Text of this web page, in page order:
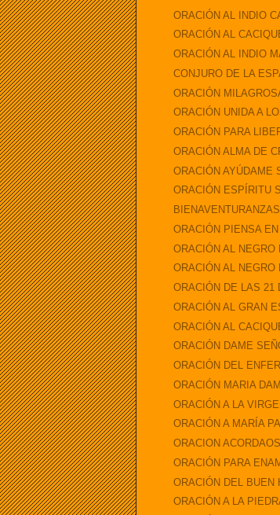
ORACIÓN AL INDIO
ORACIÓN AL
ORACIÓN AL INDIO
CONJURO DE LA
ORACIÓN
ORACIÓN UNIDA A
ORACIÓN PARA
ORACIÓN ALMA DE
ORACIÓN AYÚDAME
ORACIÓN ESPÍRITU
ORACIÓN PIENSA
ORACIÓN AL NEGRO
ORACIÓN AL NEGRO
ORACIÓN DE LAS 21
ORACIÓN AL GRAN
ORACIÓN AL
ORACIÓN DAME
ORACIÓN DEL
ORACIÓN MARIA
ORACIÓN A LA
ORACIÓN A MARÍA
ORACION
ORACIÓN PARA
ORACIÓN DEL BUEN
ORACIÓN A LA